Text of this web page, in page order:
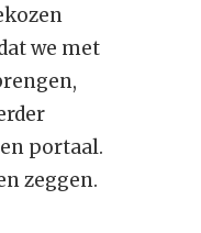
we met
portaal.
zeggen.